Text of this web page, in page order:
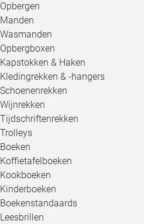
Opbergen
Manden
Wasmanden
Opbergboxen
Kapstokken & Haken
Kledingrekken & -hangers
Schoenenrekken
Wijnrekken
Tijdschriftenrekken
Trolleys
Boeken
Koffietafelboeken
Kookboeken
Kinderboeken
Boekenstandaards
Leesbrillen